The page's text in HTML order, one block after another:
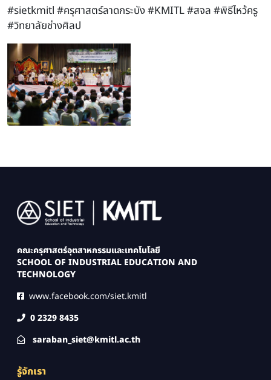
#sietkmitl#ครุศาสตร์ลาดกระบัง#KMITL#สจล#พิธีไหว้ครู
#วิทยาลัยช่างศิลป
Image
คณะครุศาสตร์อุตสาหกรรมและเทคโนโลยี
SCHOOL OF INDUSTRIAL EDUCATION AND
TECHNOLOGY
www.facebook.com/siet.kmitl
0 2329 8435
saraban_siet@kmitl.ac.th
รู้จักเรา